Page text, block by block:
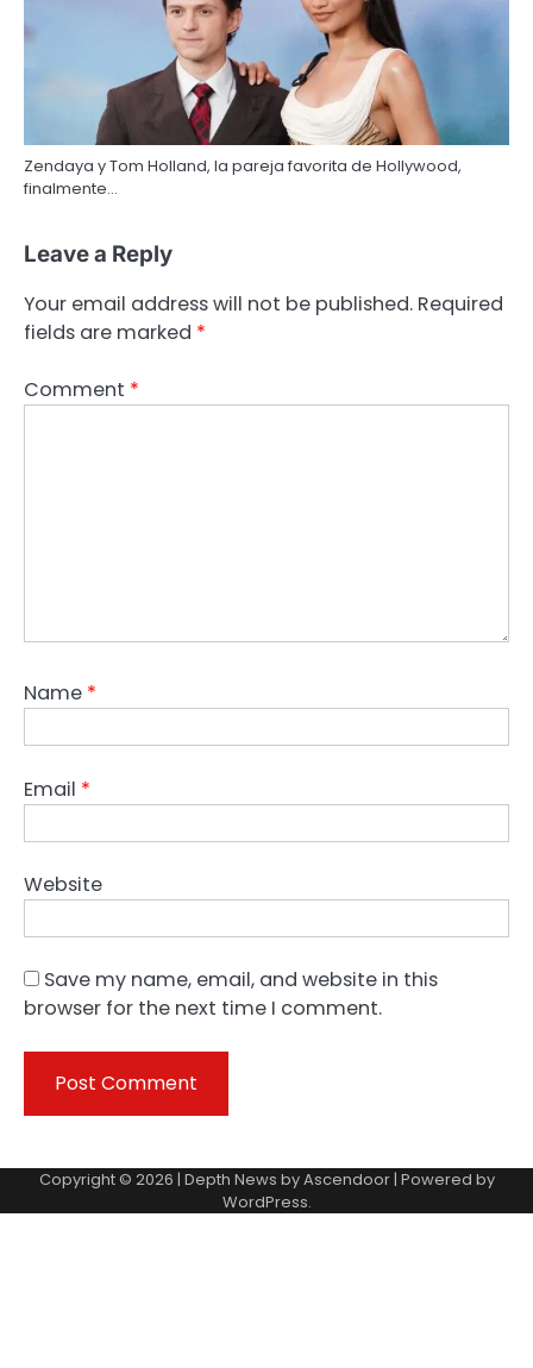
Zendaya y Tom Holland, la pareja favorita de Hollywood,
finalmente…
Leave a Reply
Your email address will not be published. Required
fields are marked *
Comment *
Name *
Email *
Website
Save my name, email, and website in this
browser for the next time I comment.
Copyright © 2026 | Depth News byAscendoor| Powered by
WordPress.